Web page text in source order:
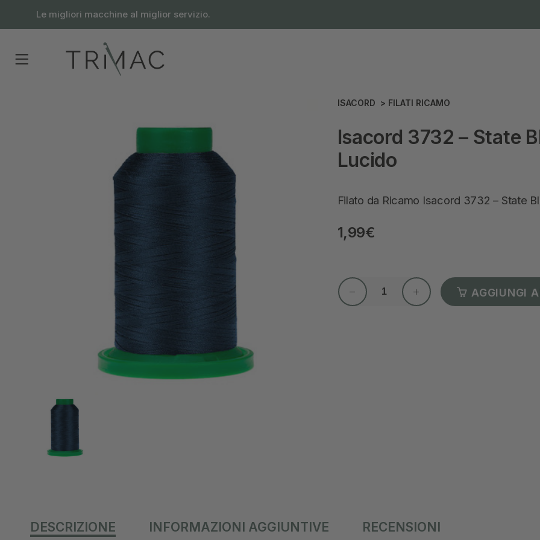
Le migliori macchine al miglior servizio.
ISACORD > FILATI RICAMO
Isacord 3732 – State
Lucido
Filato da Ricamo Isacord 3732 – State
1,99€
AGGIUNGI
DESCRIZIONE INFORMAZIONI AGGIUNTIVE RECENSIONI